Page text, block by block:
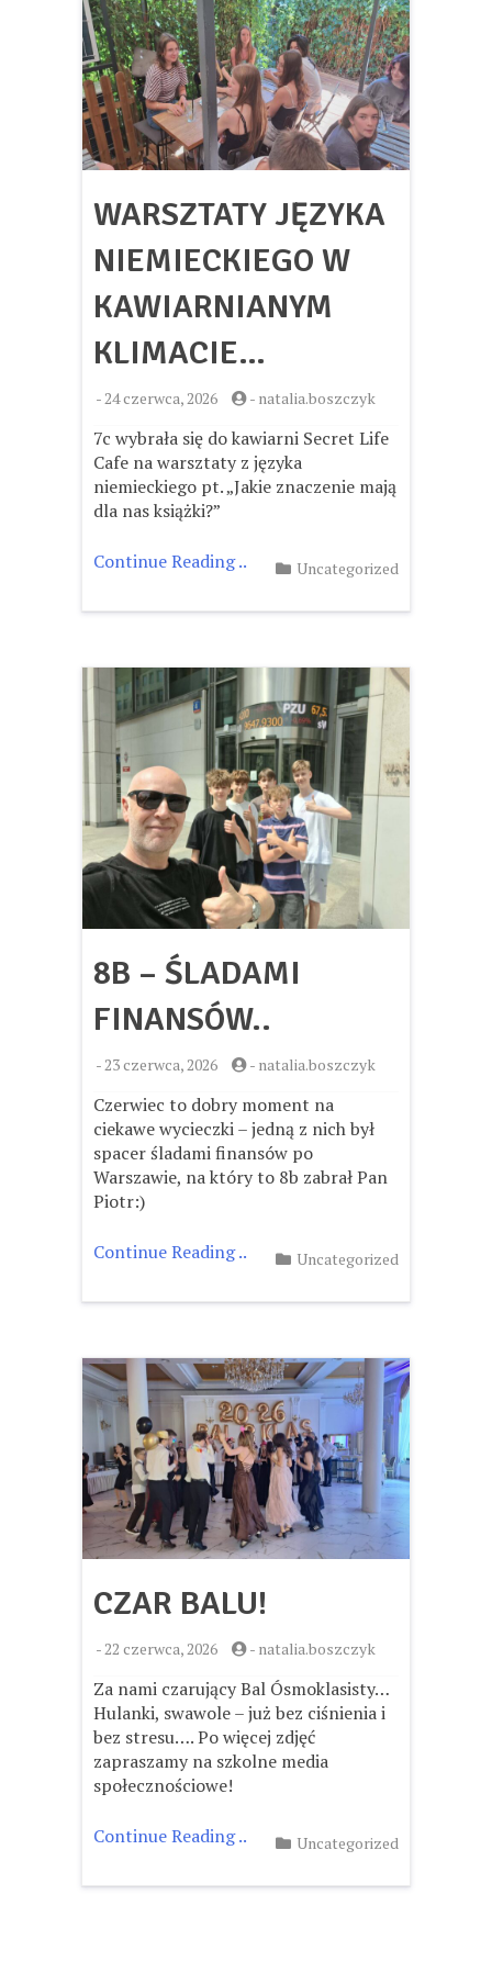
WARSZTATY JĘZYKA
NIEMIECKIEGO W
KAWIARNIANYM
KLIMACIE…
- 24 czerwca, 2026 - natalia.boszczyk
7c wybrała się do kawiarni Secret Life
Cafe na warsztaty z języka
niemieckiego pt. „Jakie znaczenie mają
dla nas książki?”
Continue Reading .. Uncategorized
8B – ŚLADAMI
FINANSÓW..
-23 czerwca, 2026 - natalia.boszczyk
Czerwiec to dobry moment na
ciekawe wycieczki – jedną z nich był
spacer śladami finansów po
Warszawie, na który to 8b zabrał Pan
Piotr:)
Continue Reading .. Uncategorized
CZAR BALU!
- 22 czerwca, 2026 - natalia.boszczyk
Za nami czarujący Bal Ósmoklasisty…
Hulanki, swawole – już bez ciśnienia i
bez stresu…. Po więcej zdjęć
zapraszamy na szkolne media
społecznościowe!
Continue Reading .. Uncategorized